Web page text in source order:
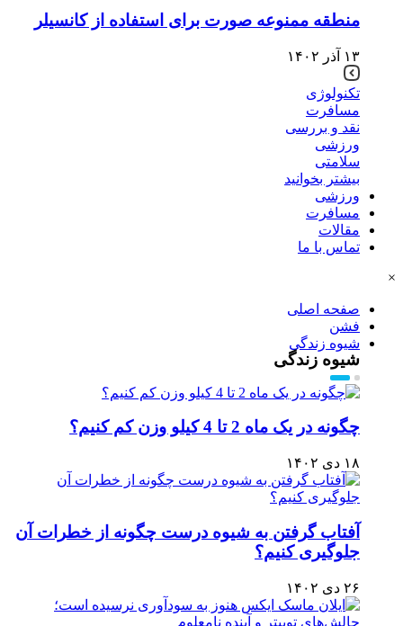
منطقه ممنوعه صورت برای استفاده از کانسیلر
۱۳ آذر ۱۴۰۲
تکنولوژی
مسافرت
نقد و بررسی
ورزشی
سلامتی
بیشتر بخوانید
ورزشی
مسافرت
مقالات
تماس با ما
×
صفحه اصلی
فشن
شیوه زندگی
شیوه زندگی
چگونه در یک ماه 2 تا 4 کیلو وزن کم کنیم؟
۱۸ دی ۱۴۰۲
آفتاب گرفتن به شیوه درست چگونه از خطرات آن
جلوگیری کنیم؟
۲۶ دی ۱۴۰۲